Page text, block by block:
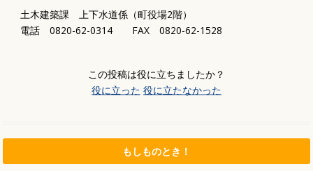
土木建築課 上下水道係（町役場2階）
電話 0820-62-0314 FAX 0820-62-1528
この投稿は役に立ちましたか？
役に立った 役に立たなかった
もしものとき！